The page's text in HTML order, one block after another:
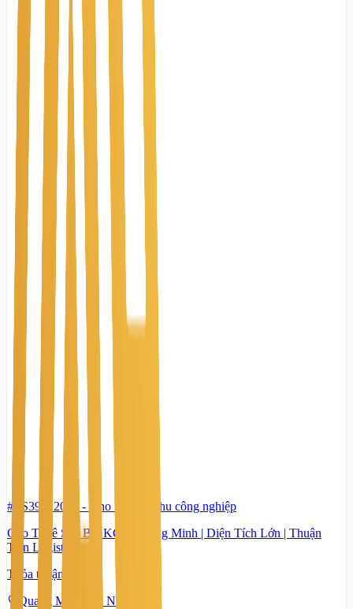
#TS39922044 - Kho xưởng, khu công nghiệp
Cho Thuê Sân Bãi KCN Quang Minh | Diện Tích Lớn | Thuận
Tiện Logistics
Thỏa thuận
Quang Minh, Hà Nội